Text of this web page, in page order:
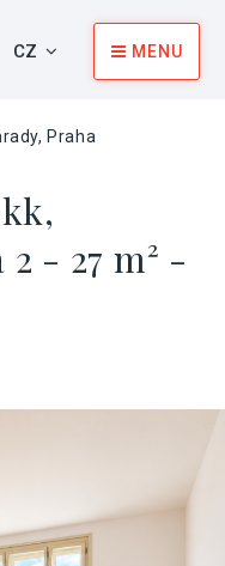
CZ MENU
Praha
- 27 m² -